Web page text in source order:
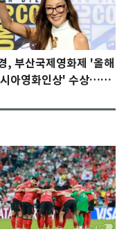
, 부산국제영화제 '올해
아영화인상' 수상…15